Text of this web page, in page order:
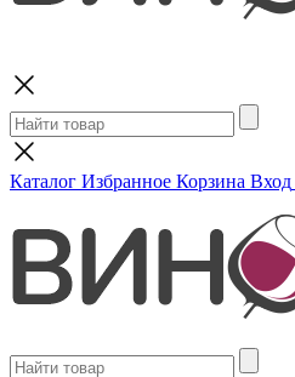
Каталог Избранное Корзина Вход